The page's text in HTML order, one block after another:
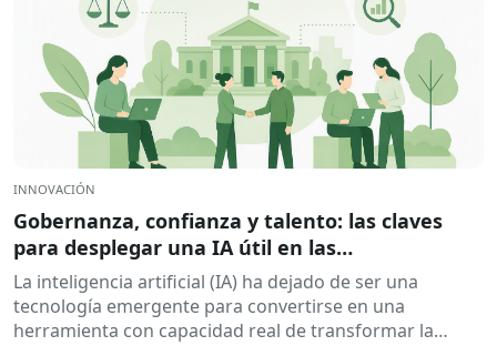
INNOVACIÓN
Gobernanza, confianza y talento: las claves
para desplegar una IA útil en las
administraciones
La inteligencia artificial (IA) ha dejado de ser una
tecnología emergente para convertirse en una
herramienta con capacidad real de transformar la